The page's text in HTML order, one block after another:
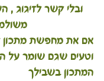
ובלי קשר לזיגוג ,
אם את מחפשת מתכון
וטעים שגם שומר על
המתכון בשבילך